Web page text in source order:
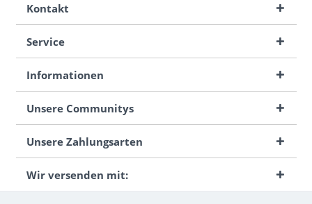
Kontakt
Service
Informationen
Unsere Communitys
Unsere Zahlungsarten
Wir versenden mit: